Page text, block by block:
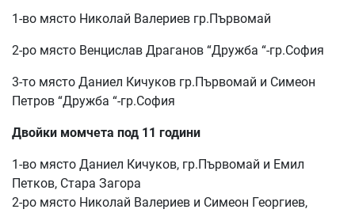
1-во място Николай Валериев гр.Първомай
2-ро място Венцислав Драганов “Дружба “-гр.София
3-то място Даниел Кичуков гр.Първомай и Симеон
Петров “Дружба “-гр.София
Двойки момчета под 11 години
1-во място Даниел Кичуков, гр.Първомай и Емил
Петков, Стара Загора
2-ро място Николай Валериев и Симеон Георгиев,